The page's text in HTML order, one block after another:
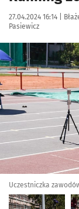
Data publikacji:
27.04.2024 16:14 |
Pasiewicz
Kliknij, aby
Uczestniczka